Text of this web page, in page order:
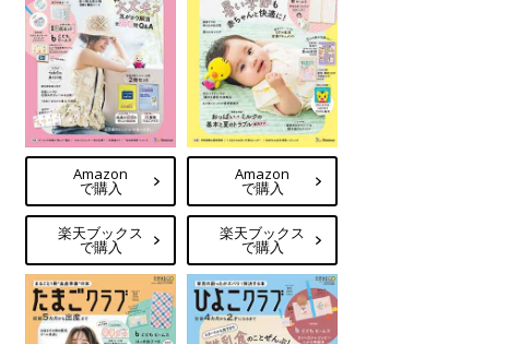
Amazon
で購入
楽天ブックス
で購入
Amazon
で購入
楽天ブックス
で購入